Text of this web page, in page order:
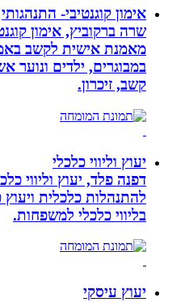
אימון קוגנטיבי- התנהגותי
שרה ברקוביץ, אימון קוגנטיבי
מאמנת אישית לקשב
במבוגרים, ילדים ונוער אשר
קשב, זיכרון.
יעוץ וליווי כלכלי
דפנה פלד, יעוץ וליווי כלכלי,
בליווי כלכלי למשפחות.
יעוץ עיסקי